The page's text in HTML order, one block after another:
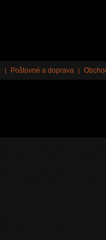
| Poštovné a doprava |